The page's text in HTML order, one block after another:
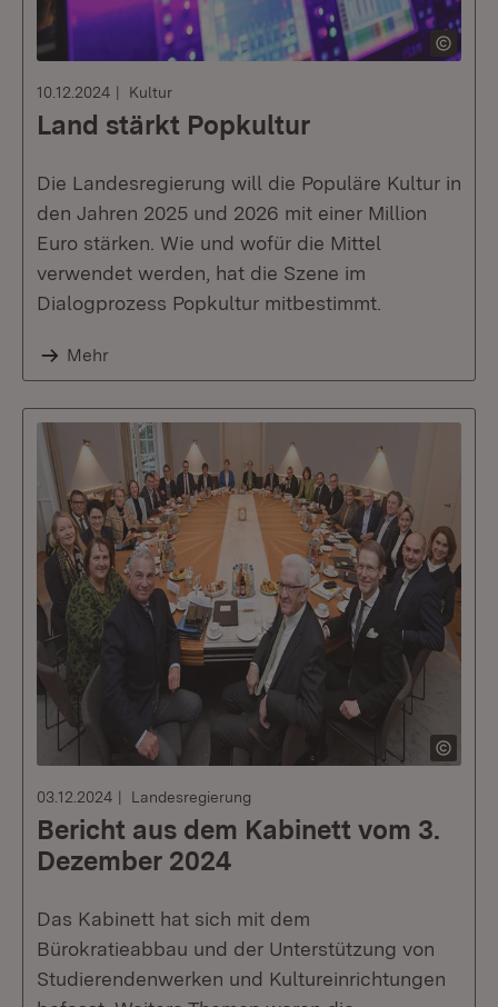
10.12.2024 Kultur
Land stärkt Popkultur
Die Landesregierung will die Populäre Kultur in
den Jahren 2025 und 2026 mit einer Million
Euro stärken. Wie und wofür die Mittel
verwendet werden, hat die Szene im
Dialogprozess Popkultur mitbestimmt.
Mehr
03.12.2024 Landesregierung
Bericht aus dem Kabinett vom 3.
Dezember 2024
Das Kabinett hat sich mit dem
Bürokratieabbau und der Unterstützung von
Studierendenwerken und Kultureinrichtungen